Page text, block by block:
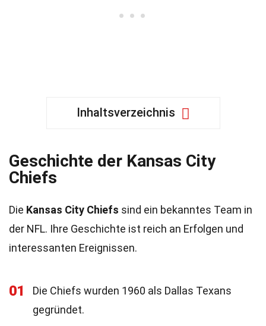
Inhaltsverzeichnis
Geschichte der Kansas City
Chiefs
Die Kansas City Chiefs sind ein bekanntes Team in
der NFL. Ihre Geschichte ist reich an Erfolgen und
interessanten Ereignissen.
01
Die Chiefs wurden 1960 als Dallas Texans
gegründet.